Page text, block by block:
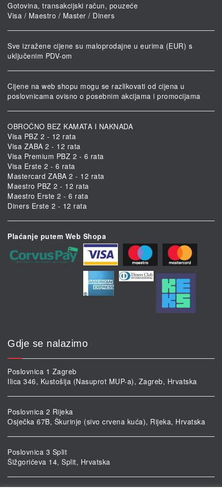
Gotovina, transakcijski račun, pouzeće
Visa / Maestro / Master / Diners
Sve izražene cijene su maloprodajne u eurima (EUR) s
uključenim PDV-om
Cijene na web shopu mogu se razlikovati od cijena u
poslovnicama ovisno o posebnim akcijama i promocijama
OBROČNO BEZ KAMATA I NAKNADA
Visa PBZ 2 - 12 rata
Visa ZABA 2 - 12 rata
Visa Premium PBZ 2 - 6 rata
Visa Erste 2 - 6 rata
Mastercard ZABA 2 - 12 rata
Maestro PBZ 2 - 12 rata
Maestro Erste 2 - 6 rata
Diners Erste 2 - 12 rata
Plaćanje putem Web Shopa
Gdje se nalazimo
Poslovnica 1 Zagreb
Ilica 346, Kustošija (Nasuprot MUP-a), Zagreb, Hrvatska
Poslovnica 2 Rijeka
Osječka 67B, Škurinje (sivo crvena kuća), Rijeka, Hrvatska
Poslovnica 3 Split
Šižgorićeva 14, Split, Hrvatska